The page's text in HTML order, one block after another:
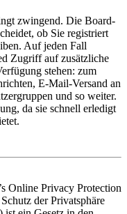
zwingend. Die Board-
ob Sie registriert
Auf jeden Fall
Zugriff auf zusätzliche
stehen: zum
E-Mail-Versand an
und so weiter.
da sie schnell erledigt
Online Privacy Protection
der Privatsphäre